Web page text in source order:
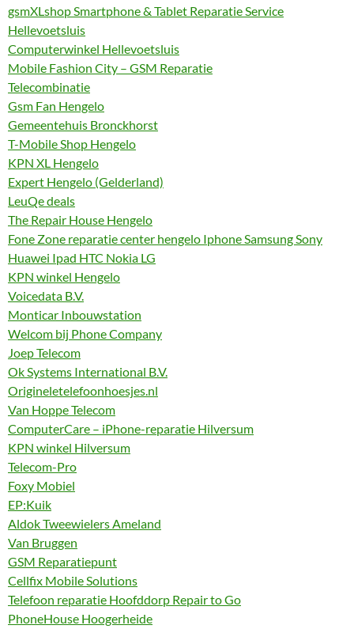
gsmXLshop Smartphone & Tablet Reparatie Service
Hellevoetsluis
Computerwinkel Hellevoetsluis
Mobile Fashion City – GSM Reparatie
Telecombinatie
Gsm Fan Hengelo
Gemeentehuis Bronckhorst
T-Mobile Shop Hengelo
KPN XL Hengelo
Expert Hengelo (Gelderland)
LeuQe deals
The Repair House Hengelo
Fone Zone reparatie center hengelo Iphone Samsung Sony
Huawei Ipad HTC Nokia LG
KPN winkel Hengelo
Voicedata B.V.
Monticar Inbouwstation
Welcom bij Phone Company
Joep Telecom
Ok Systems International B.V.
Origineletelefoonhoesjes.nl
Van Hoppe Telecom
ComputerCare – iPhone-reparatie Hilversum
KPN winkel Hilversum
Telecom-Pro
Foxy Mobiel
EP:Kuik
Aldok Tweewielers Ameland
Van Bruggen
GSM Reparatiepunt
Cellfix Mobile Solutions
Telefoon reparatie Hoofddorp Repair to Go
PhoneHouse Hoogerheide